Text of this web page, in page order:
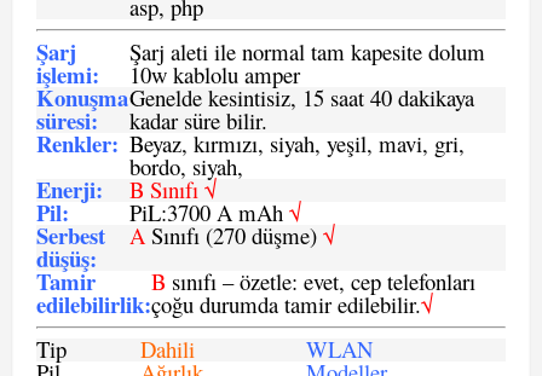
asp, php
Şarj
işlemi:
Şarj aleti ile normal tam kapesite dolum
10w kablolu amper
Konuşma
süresi:
Genelde kesintisiz, 15 saat 40 dakikaya
kadar süre bilir.
Renkler: Beyaz, kırmızı, siyah, yeşil, mavi, gri,
bordo, siyah,
Enerji: B Sınıfı √
Pil: PiL:3700 A mAh √
Serbest
düşüş:
ASınıfı (270 düşme) √
Tamir
edilebilirlik:
B sınıfı – özetle: evet, cep telefonları
çoğu durumda tamir edilebilir.√
Tip
Dahili WLAN